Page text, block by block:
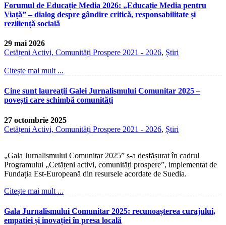
Forumul de Educație Media 2026: „Educație Media pentru
Viață” – dialog despre gândire critică, responsabilitate și
reziliență socială
29 mai 2026
Cetățeni Activi, Comunități Prospere 2021 - 2026, Știri
Citește mai mult ...
Cine sunt laureații Galei Jurnalismului Comunitar 2025 –
povești care schimbă comunități
27 octombrie 2025
Cetățeni Activi, Comunități Prospere 2021 - 2026, Știri
„Gala Jurnalismului Comunitar 2025” s-a desfășurat în cadrul
Programului „Cetățeni activi, comunități prospere”, implementat de
Fundația Est-Europeană din resursele acordate de Suedia.
Citește mai mult ...
Gala Jurnalismului Comunitar 2025: recunoașterea curajului,
empatiei și inovației în presa locală